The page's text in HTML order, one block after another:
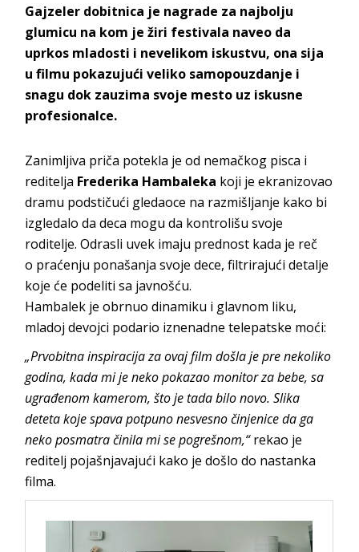
Gajzeler dobitnica je nagrade za najbolju
glumicu na kom je žiri festivala naveo da
uprkos mladosti i nevelikom iskustvu, ona sija
u filmu pokazujući veliko samopouzdanje i
snagu dok zauzima svoje mesto uz iskusne
profesionalce.
Zanimljiva priča potekla je od nemačkog pisca i
reditelja Frederika Hambaleka koji je ekranizovao
dramu podstičući gledaoce na razmišljanje kako bi
izgledalo da deca mogu da kontrolišu svoje
roditelje. Odrasli uvek imaju prednost kada je reč
o praćenju ponašanja svoje dece, filtrirajući detalje
koje će podeliti sa javnošću.
Hambalek je obrnuo dinamiku i glavnom liku,
mladoj devojci podario iznenadne telepatske moći:
„Prvobitna inspiracija za ovaj film došla je pre nekoliko
godina, kada mi je neko pokazao monitor za bebe, sa
ugrađenom kamerom, što je tada bilo novo. Slika
deteta koje spava potpuno nesvesno činjenice da ga
neko posmatra činila mi se pogrešnom,“rekao je
reditelj pojašnjavajući kako je došlo do nastanka
filma.